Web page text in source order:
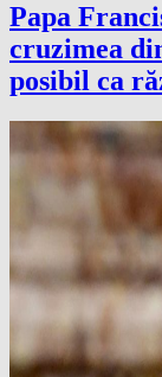
Papa
cruzimea
posibil ca